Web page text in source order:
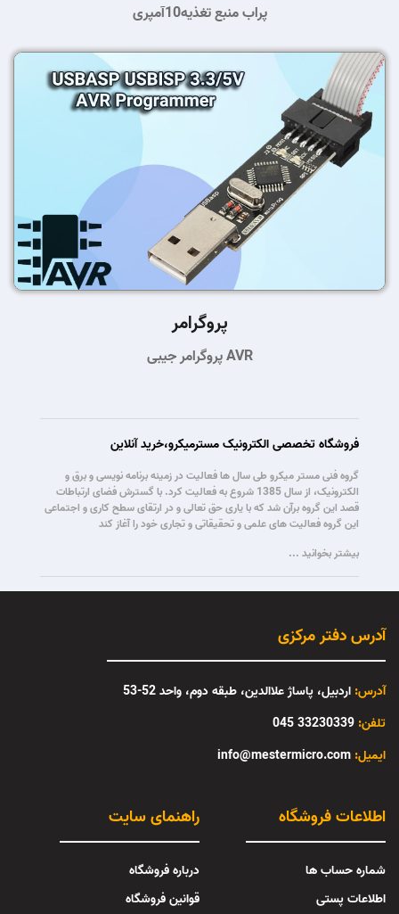
پراب منبع تغذیه10آمپری
پروگرامر
پروگرامر جیبی AVR
فروشگاه تخصصی الکترونیک مسترمیکرو،خرید آنلاین
گروه فنی مستر میکرو طی سال ها فعالیت در زمینه برنامه نویسی و برق و
الکترونیک، از سال 1385 شروع به فعالیت کرد. با گسترش فضای ارتباطات
قصد این گروه برآن شد که با یاری حق تعالی و در ارتقای سطح کاری و اجتماعی
این گروه فعالیت های علمی و تحقیقاتی و تجاری خود را آغاز کند
بیشتر بخوانید ...
آدرس دفتر مرکزی
آدرس: اردبیل، پاساژ علاالدین، طبقه دوم، واحد 52-53
تلفن: 33230339 045
info@mestermicro.com :ایمیل
راهنمای سایت
درباره فروشگاه
قوانین فروشگاه
اطلاعات فروشگاه
شماره حساب ها
اطلاعات پستی